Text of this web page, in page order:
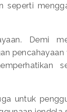
seperti
Demi
untuk